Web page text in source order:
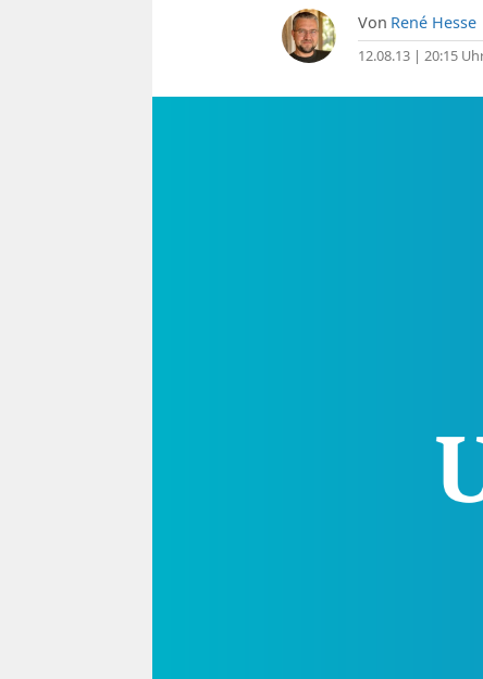
Von René Hesse
12.08.13 | 20:15